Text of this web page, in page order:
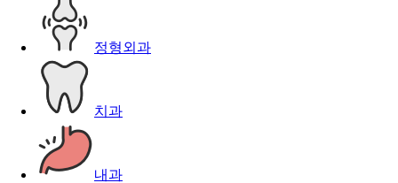
정형외과
치과
내과